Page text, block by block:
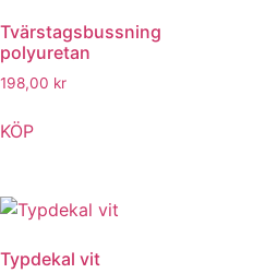
Tvärstagsbussning
polyuretan
198,00 kr
KÖP
Typdekal vit